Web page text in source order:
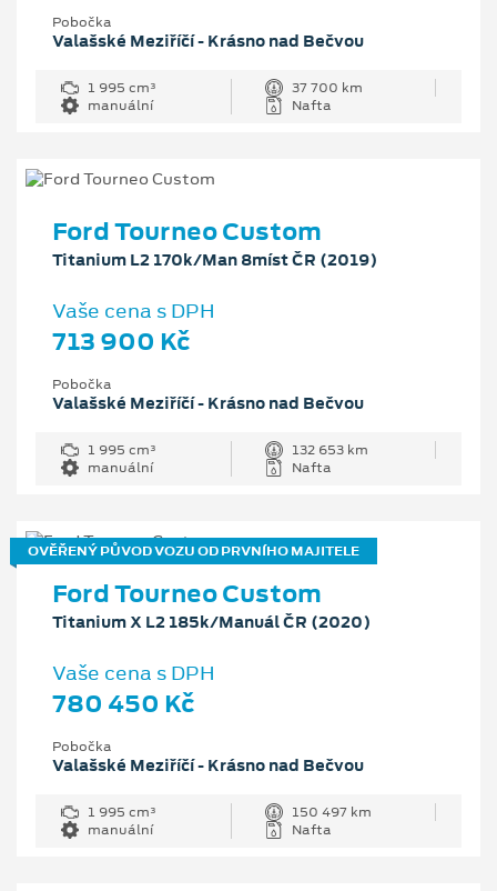
Pobočka
Valašské Meziříčí - Krásno nad Bečvou
1 995 cm³
37 700 km
manuální
Nafta
Ford Tourneo Custom
Titanium L2 170k/Man 8míst ČR (2019)
Vaše cena s DPH
713 900 Kč
Pobočka
Valašské Meziříčí - Krásno nad Bečvou
1 995 cm³
132 653 km
manuální
Nafta
OVĚŘENÝ PŮVOD VOZU OD PRVNÍHO MAJITELE
Ford Tourneo Custom
Titanium X L2 185k/Manuál ČR (2020)
Vaše cena s DPH
780 450 Kč
Pobočka
Valašské Meziříčí - Krásno nad Bečvou
1 995 cm³
150 497 km
manuální
Nafta